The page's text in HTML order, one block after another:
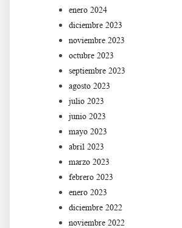
enero 2024
diciembre 2023
noviembre 2023
octubre 2023
septiembre 2023
agosto 2023
julio 2023
junio 2023
mayo 2023
abril 2023
marzo 2023
febrero 2023
enero 2023
diciembre 2022
noviembre 2022